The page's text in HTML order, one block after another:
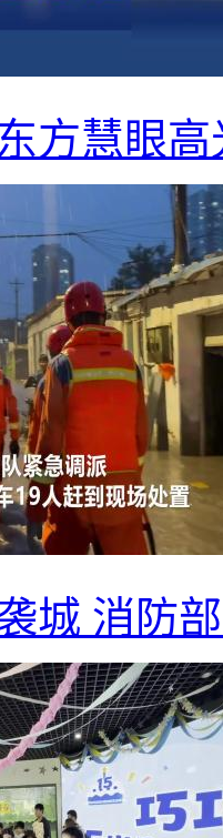
方慧眼高
城 消防